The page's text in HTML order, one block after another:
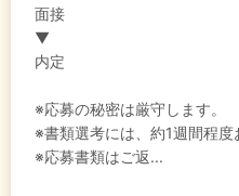
面接
▼
内定
※応募の秘密は厳守します。
※書類選考には、約1週間程度
※応募書類はご返...